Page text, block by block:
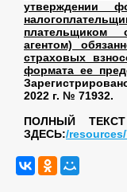
утверждении
плательщиком
агентом)
страховых
формата ее
2022 г. № 71932.
ПОЛНЫЙ
ЗДЕСЬ:/